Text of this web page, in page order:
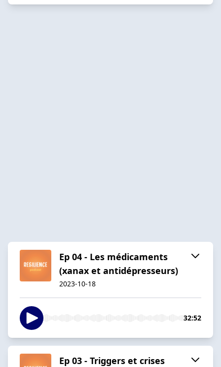
Ep 04 - Les médicaments
(xanax et antidépresseurs)
2023-10-18
32:52
Ep 03 - Triggers et crises